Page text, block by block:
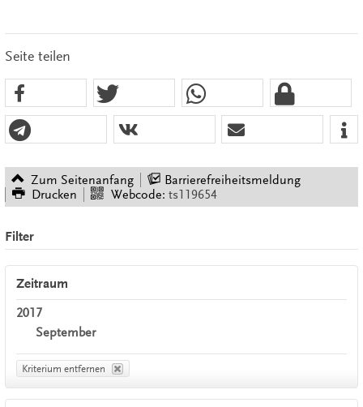
Seite teilen
Zum Seitenanfang
Barrierefreiheitsmeldung
Drucken
Webcode: ts119654
Filter
Zeitraum
2017
September
Kriterium entfernen